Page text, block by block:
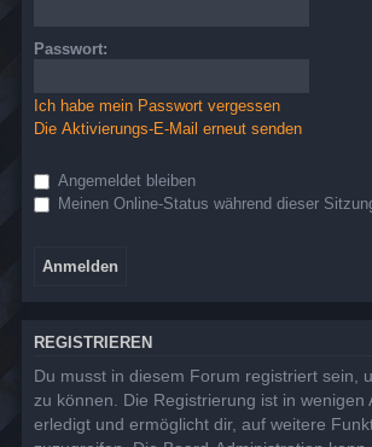
Passwort:
Ich habe mein Passwort vergessen
Die Aktivierungs-E-Mail erneut senden
Angemeldet bleiben
Meinen Online-Status während dieser
REGISTRIEREN
Du musst in diesem Forum registriert sein,
zu können. Die Registrierung ist in wenigen
erledigt und ermöglicht dir, auf weitere